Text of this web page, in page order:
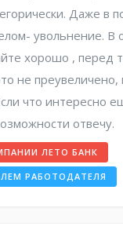
Даже в
увольнение. В
хорошо , перед
не
что интересно
отвечу.
ЛЕТО БАНК
РАБОТОДАТЕЛЯ